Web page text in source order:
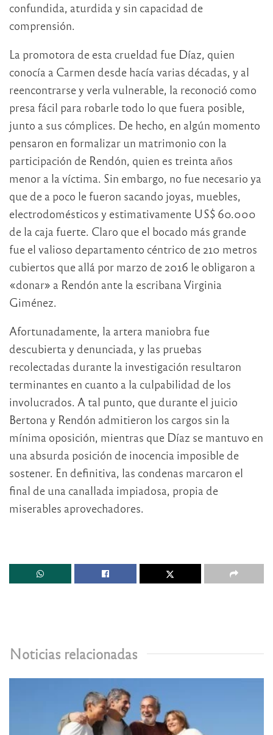
confundida, aturdida y sin capacidad de
comprensión.
La promotora de esta crueldad fue Díaz, quien
conocía a Carmen desde hacía varias décadas, y al
reencontrarse y verla vulnerable, la reconoció como
presa fácil para robarle todo lo que fuera posible,
junto a sus cómplices. De hecho, en algún momento
pensaron en formalizar un matrimonio con la
participación de Rendón, quien es treinta años
menor a la víctima. Sin embargo, no fue necesario ya
que de a poco le fueron sacando joyas, muebles,
electrodomésticos y estimativamente US$ 60.000
de la caja fuerte. Claro que el bocado más grande
fue el valioso departamento céntrico de 210 metros
cubiertos que allá por marzo de 2016 le obligaron a
«donar» a Rendón ante la escribana Virginia
Giménez.
Afortunadamente, la artera maniobra fue
descubierta y denunciada, y las pruebas
recolectadas durante la investigación resultaron
terminantes en cuanto a la culpabilidad de los
involucrados. A tal punto, que durante el juicio
Bertona y Rendón admitieron los cargos sin la
mínima oposición, mientras que Díaz se mantuvo en
una absurda posición de inocencia imposible de
sostener. En definitiva, las condenas marcaron el
final de una canallada impiadosa, propia de
miserables aprovechadores.
Noticias relacionadas